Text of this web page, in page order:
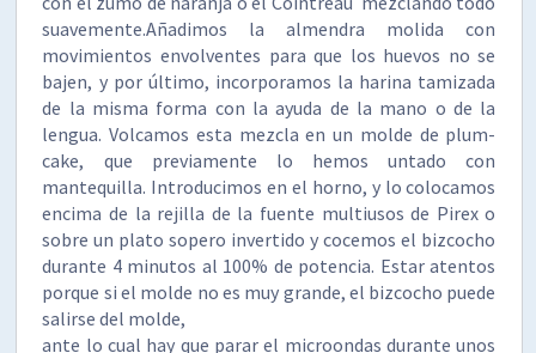
suavemente.Añadimos la almendra molida con
movimientos envolventes para que los huevos no se
bajen, y por último, incorporamos la harina tamizada
de la misma forma con la ayuda de la mano o de la
lengua. Volcamos esta mezcla en un molde de plum-
cake, que previamente lo hemos untado con
mantequilla. Introducimos en el horno, y lo colocamos
encima de la rejilla de la fuente multiusos de Pirex o
sobre un plato sopero invertido y cocemos el bizcocho
durante 4 minutos al 100% de potencia. Estar atentos
porque si el molde no es muy grande, el bizcocho puede
salirse del molde,
ante lo cual hay que parar el microondas durante unos